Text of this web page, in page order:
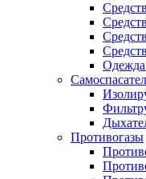
Одежда
Противогазы